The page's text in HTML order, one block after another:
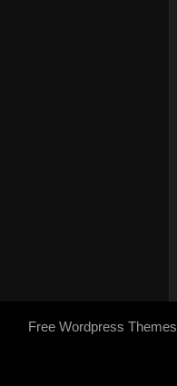
Free Wordpress Themes